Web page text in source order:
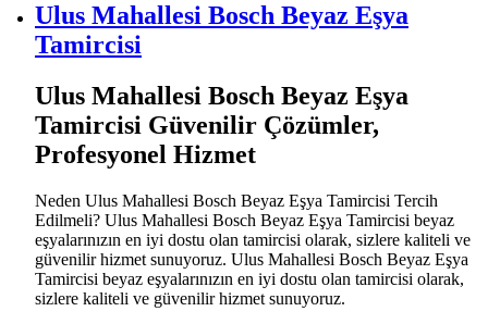
Ulus Mahallesi Bosch Beyaz Eşya
Tamircisi
Ulus Mahallesi Bosch Beyaz Eşya
Tamircisi Güvenilir Çözümler,
Profesyonel Hizmet
Neden Ulus Mahallesi Bosch Beyaz Eşya Tamircisi Tercih
Edilmeli? Ulus Mahallesi Bosch Beyaz Eşya Tamircisi beyaz
eşyalarınızın en iyi dostu olan tamircisi olarak, sizlere kaliteli ve
güvenilir hizmet sunuyoruz. Ulus Mahallesi Bosch Beyaz Eşya
Tamircisi beyaz eşyalarınızın en iyi dostu olan tamircisi olarak,
sizlere kaliteli ve güvenilir hizmet sunuyoruz.